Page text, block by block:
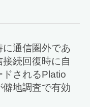
に通信圏外であ
接続回復時に自
されるPlatio
地調査で有効